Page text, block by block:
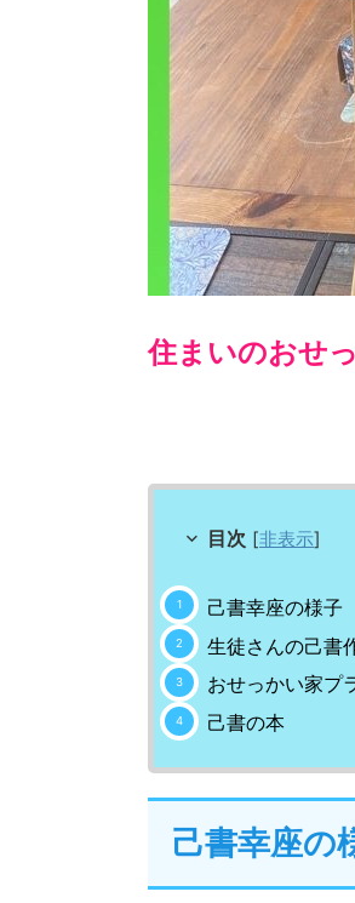
住まいのおせ
目次 [非表示]
己書幸座の様子
生徒さんの己書
おせっかい家プ
己書の本
己書幸座の